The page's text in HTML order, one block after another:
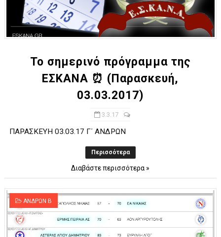
Το σημερινό πρόγραμμα της
ΕΣΚΑΝΑ ⏰ (Παρασκευή,
03.03.2017)
3.3.17
ΠΑΡΑΣΚΕΥΗ 03.03.17 Γ΄ ΑΝΔΡΩΝ
Περισσότερα
Διαβάστε περισσότερα »
ΑΝΔΡΩΝ Β